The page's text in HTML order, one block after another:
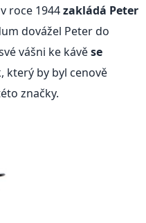
roce 1944zakládá Peter
dovážel Peter do
vášni ke kávěse
který by byl cenově
značky.